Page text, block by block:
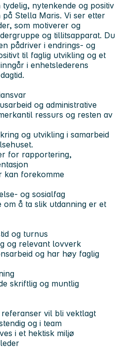
nytenkende og positiv
Stella Maris. Vi ser etter
som motiverer og
og tillitsapparat. Du
pådriver i endrings- og
til faglig utvikling og et
i enhetslederens
og administrative
ressurs og resten av
og utvikling i samarbeid
for rapportering,
kan forekomme
og sosialfag
å ta slik utdanning er et
og turnus
og relevant lovverk
og har høy faglig
skriftlig og muntlig
vil bli vektlagt
og i team
i et hektisk miljø